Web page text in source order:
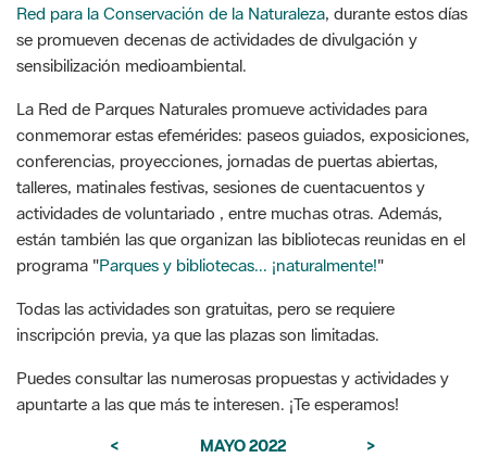
Red para la Conservación de la Naturaleza, durante estos días
se promueven decenas de actividades de divulgación y
sensibilización medioambiental.
La Red de Parques Naturales promueve actividades para
conmemorar estas efemérides: paseos guiados, exposiciones,
conferencias, proyecciones, jornadas de puertas abiertas,
talleres, matinales festivas, sesiones de cuentacuentos y
actividades de voluntariado , entre muchas otras. Además,
están también las que organizan las bibliotecas reunidas en el
programa "Parques y bibliotecas... ¡naturalmente!"
Todas las actividades son gratuitas, pero se requiere
inscripción previa, ya que las plazas son limitadas.
Puedes consultar las numerosas propuestas y actividades y
apuntarte a las que más te interesen. ¡Te esperamos!
< MAYO 2022
>